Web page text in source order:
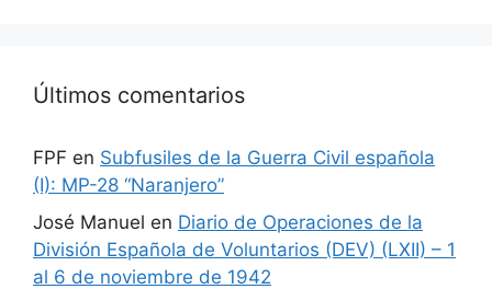
Últimos comentarios
FPF en Subfusiles de la Guerra Civil española
(I): MP-28 “Naranjero”
José Manuel en Diario de Operaciones de la
División Española de Voluntarios (DEV) (LXII) – 1
al 6 de noviembre de 1942